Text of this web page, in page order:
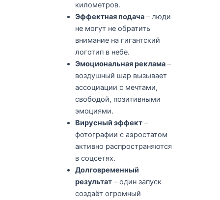
километров.
Эффектная подача – люди
не могут не обратить
внимание на гигантский
логотип в небе.
Эмоциональная реклама –
воздушный шар вызывает
ассоциации с мечтами,
свободой, позитивными
эмоциями.
Вирусный эффект –
фотографии с аэростатом
активно распространяются
в соцсетях.
Долговременный
результат – один запуск
создаёт огромный